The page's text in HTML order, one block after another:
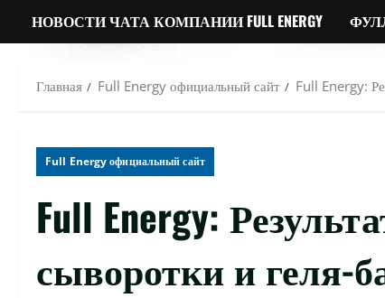
НОВОСТИ ЧАТА КОМПАНИИ FULL ENERGY
Главная Full Energy официальный сайт Full Energy:
Full Energy официальный сайт
Full Energy:
сыворотки и геля-